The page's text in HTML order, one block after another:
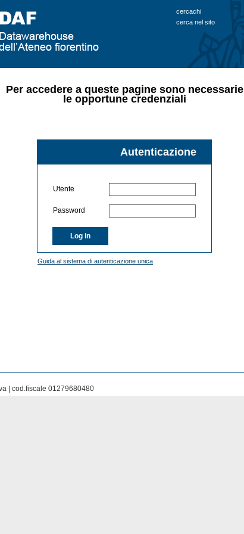
cercachi
cerca nel sito
Per accedere a queste pagine sono necessarie
le opportune credenziali
Autenticazione
Utente
Password
Log in
Guida al sistema di autenticazione unica
| cod.fiscale 01279680480